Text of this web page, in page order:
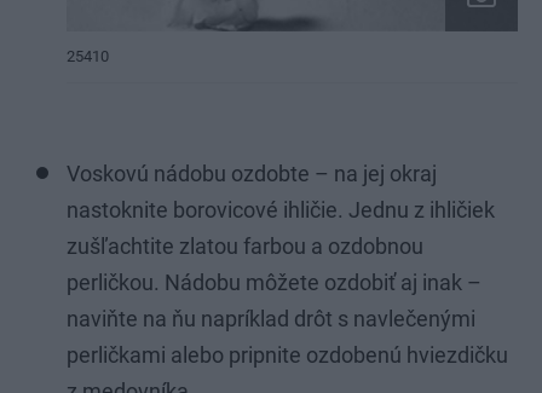
25410
Voskovú nádobu ozdobte – na jej okraj
nastoknite borovicové ihličie. Jednu z ihličiek
zušľachtite zlatou farbou a ozdobnou
perličkou. Nádobu môžete ozdobiť aj inak –
naviňte na ňu napríklad drôt s navlečenými
perličkami alebo pripnite ozdobenú hviezdičku